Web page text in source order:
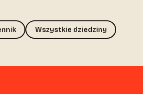
Wszystkie dziedziny